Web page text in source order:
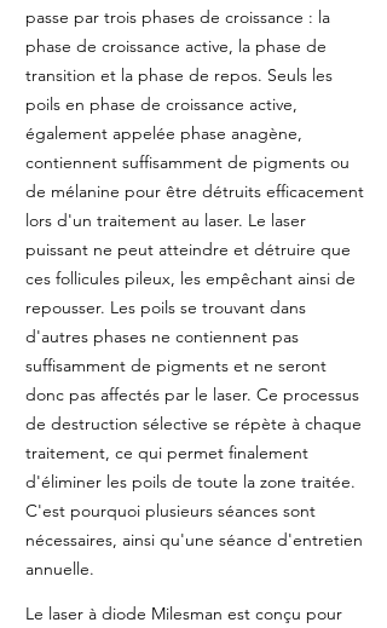
passe par trois phases de croissance : la
phase de croissance active, la phase de
transition et la phase de repos. Seuls les
poils en phase de croissance active,
également appelée phase anagène,
contiennent suffisamment de pigments ou
de mélanine pour être détruits efficacement
lors d'un traitement au laser. Le laser
puissant ne peut atteindre et détruire que
ces follicules pileux, les empêchant ainsi de
repousser. Les poils se trouvant dans
d'autres phases ne contiennent pas
suffisamment de pigments et ne seront
donc pas affectés par le laser. Ce processus
de destruction sélective se répète à chaque
traitement, ce qui permet finalement
d'éliminer les poils de toute la zone traitée.
C'est pourquoi plusieurs séances sont
nécessaires, ainsi qu'une séance d'entretien
annuelle.
Le laser à diode Milesman est conçu pour